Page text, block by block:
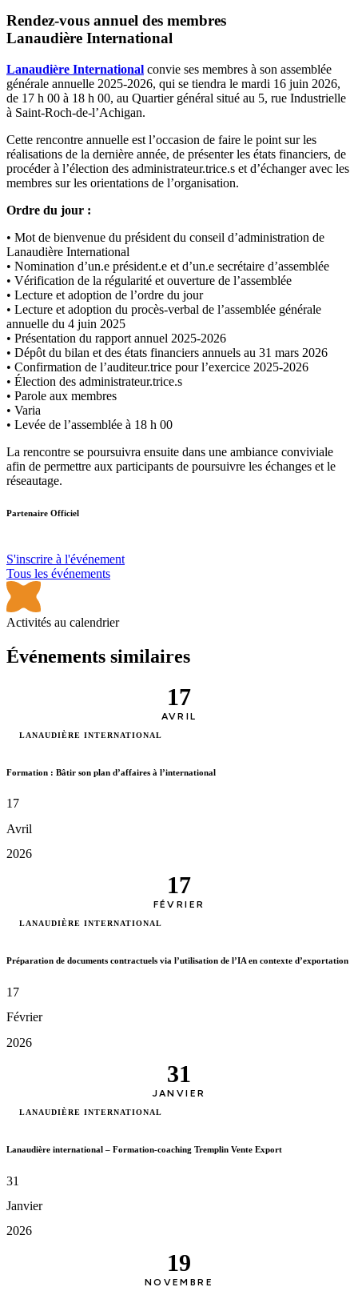
Rendez-vous annuel des membres
Lanaudière International
Lanaudière International convie ses membres à son assemblée
générale annuelle 2025-2026, qui se tiendra le mardi 16 juin 2026,
de 17 h 00 à 18 h 00, au Quartier général situé au 5, rue Industrielle
à Saint-Roch-de-l’Achigan.
Cette rencontre annuelle est l’occasion de faire le point sur les
réalisations de la dernière année, de présenter les états financiers, de
procéder à l’élection des administrateur.trice.s et d’échanger avec les
membres sur les orientations de l’organisation.
Ordre du jour :
• Mot de bienvenue du président du conseil d’administration de
Lanaudière International
• Nomination d’un.e président.e et d’un.e secrétaire d’assemblée
• Vérification de la régularité et ouverture de l’assemblée
• Lecture et adoption de l’ordre du jour
• Lecture et adoption du procès-verbal de l’assemblée générale
annuelle du 4 juin 2025
• Présentation du rapport annuel 2025-2026
• Dépôt du bilan et des états financiers annuels au 31 mars 2026
• Confirmation de l’auditeur.trice pour l’exercice 2025-2026
• Élection des administrateur.trice.s
• Parole aux membres
• Varia
• Levée de l’assemblée à 18 h 00
La rencontre se poursuivra ensuite dans une ambiance conviviale
afin de permettre aux participants de poursuivre les échanges et le
réseautage.
Partenaire Officiel
S'inscrire à l'événement
Tous les événements
Activités au calendrier
Événements similaires
17
AVRIL
LANAUDIÈRE INTERNATIONAL
Formation : Bâtir son plan d’affaires à l’international
17
Avril
2026
17
FÉVRIER
LANAUDIÈRE INTERNATIONAL
Préparation de documents contractuels via l’utilisation de l’IA en contexte d’exportation
17
Février
2026
31
JANVIER
LANAUDIÈRE INTERNATIONAL
Lanaudière international – Formation-coaching Tremplin Vente Export
31
Janvier
2026
19
NOVEMBRE